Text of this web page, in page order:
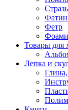
Фатин
Фетр
Товары для
Лепка и